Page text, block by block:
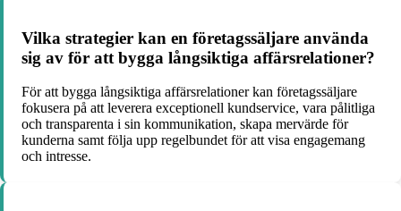
Vilka strategier kan en företagssäljare använda
sig av för att bygga långsiktiga affärsrelationer?
För att bygga långsiktiga affärsrelationer kan företagssäljare
fokusera på att leverera exceptionell kundservice, vara pålitliga
och transparenta i sin kommunikation, skapa mervärde för
kunderna samt följa upp regelbundet för att visa engagemang
och intresse.